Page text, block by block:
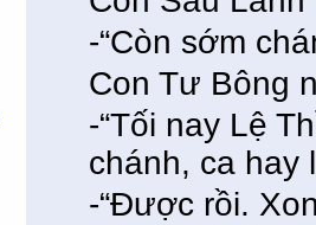
-“Còn sớm
Con Tư Bông
-“Tối nay Lệ
chánh, ca hay
-“Được rồi.